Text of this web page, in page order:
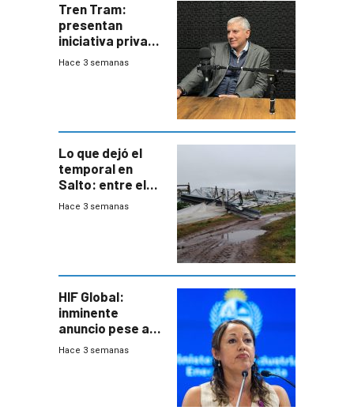
Tren Tram:
presentan
iniciativa privada
para una red de
Hace 3 semanas
Lo que dejó el
temporal en
Salto: entre el
impacto
Hace 3 semanas
HIF Global:
inminente
anuncio pese a
declaración de
Hace 3 semanas